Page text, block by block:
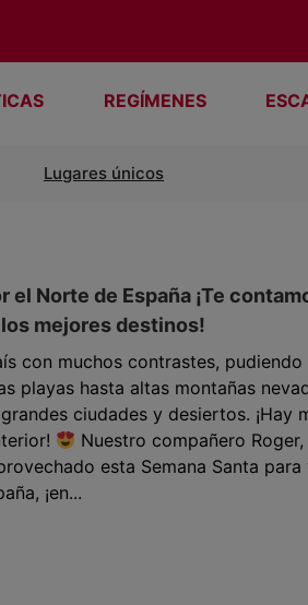
REGÍMENES
Lugares únicos
el Norte de España ¡Te
mejores destinos!
con muchos contrastes,
playas hasta altas montañas
ciudades y desiertos. ¡Hay
Nuestro compañero
esta Semana Santa
¡en...